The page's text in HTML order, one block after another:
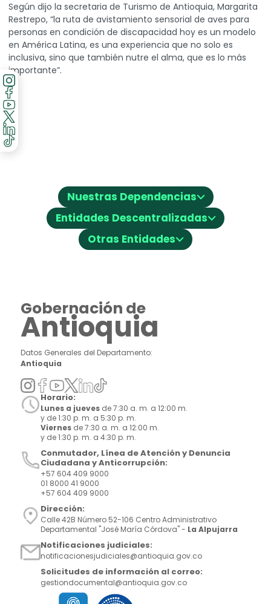
Según dijo la secretaria de Turismo de Antioquia, Margarita
Restrepo, “la ruta de avistamiento sensorial de aves para
personas en condición de discapacidad hoy es un modelo
en América Latina, es una experiencia que no solo es
inclusiva, sino que también nutre el alma, que es lo más
importante”.
Nuestras Dependencias⌵
Entidades Descentralizadas⌵
Otras Entidades⌵
Gobernación de
Antioquia
Datos Generales del Departamento:
Antioquia
Horario:
Lunes a jueves de 7:30 a. m. a 12:00 m.
y de 1:30 p. m. a 5:30 p. m.
Viernes de 7:30 a. m. a 12:00 m.
y de 1:30 p. m. a 4:30 p. m.
Conmutador, Línea de Atención y Denuncia
Ciudadana y Anticorrupción:
+57 604 409 9000
01 8000 41 9000
+57 604 409 9000
Dirección:
Calle 42B Número 52-106 Centro Administrativo
Departamental "José María Córdova" - La Alpujarra
Notificaciones judiciales:
notificacionesjudiciales@antioquia.gov.co
Solicitudes de información al correo:
gestiondocumental@antioquia.gov.co